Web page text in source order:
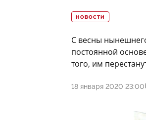
НОВОСТИ
С весны
постоянной
того, им
18 января 2020 23:00